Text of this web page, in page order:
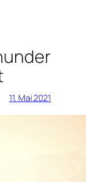
11. Mai 2021